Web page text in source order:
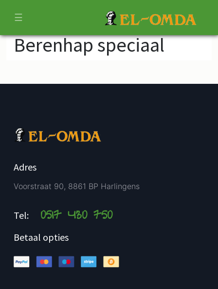
☰
Berenhap speciaal
Adres
Voorstraat 90, 8861 BP Harlingens
Tel: 0517 430 750
Betaal opties